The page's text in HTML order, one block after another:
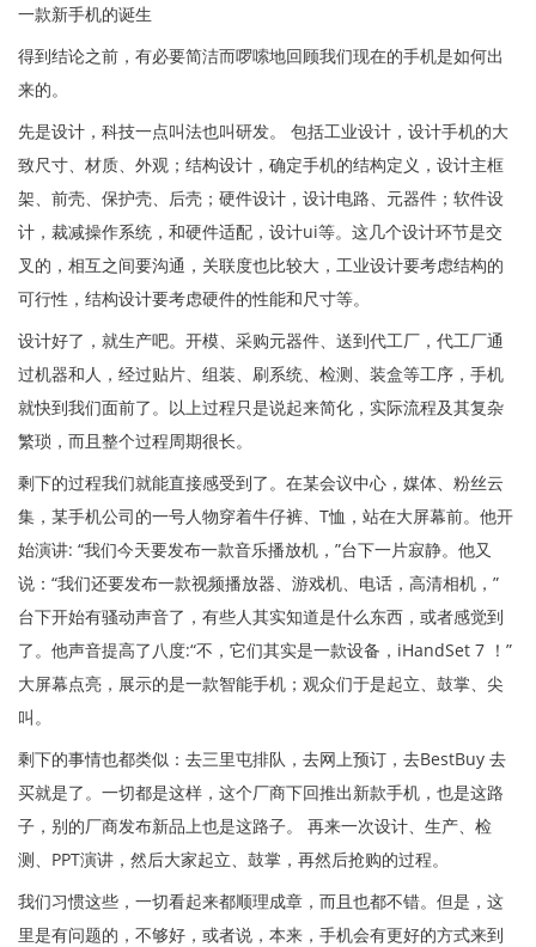
一款新手机的诞生
得到结论之前，有必要简洁而啰嗦地回顾我们现在的手机是如何出
来的。
先是设计，科技一点叫法也叫研发。 包括工业设计，设计手机的大
致尺寸、材质、外观；结构设计，确定手机的结构定义，设计主框
架、前壳、保护壳、后壳；硬件设计，设计电路、元器件；软件设
计，裁减操作系统，和硬件适配，设计ui等。这几个设计环节是交
叉的，相互之间要沟通，关联度也比较大，工业设计要考虑结构的
可行性，结构设计要考虑硬件的性能和尺寸等。
设计好了，就生产吧。开模、采购元器件、送到代工厂，代工厂通
过机器和人，经过贴片、组装、刷系统、检测、装盒等工序，手机
就快到我们面前了。以上过程只是说起来简化，实际流程及其复杂
繁琐，而且整个过程周期很长。
剩下的过程我们就能直接感受到了。在某会议中心，媒体、粉丝云
集，某手机公司的一号人物穿着牛仔裤、T恤，站在大屏幕前。他开
始演讲: “我们今天要发布一款音乐播放机，”台下一片寂静。他又
说：“我们还要发布一款视频播放器、游戏机、电话，高清相机，”
台下开始有骚动声音了，有些人其实知道是什么东西，或者感觉到
了。他声音提高了八度:“不，它们其实是一款设备，iHandSet 7 ！”
大屏幕点亮，展示的是一款智能手机；观众们于是起立、鼓掌、尖
叫。
剩下的事情也都类似：去三里屯排队，去网上预订，去BestBuy 去
买就是了。一切都是这样，这个厂商下回推出新款手机，也是这路
子，别的厂商发布新品上也是这路子。 再来一次设计、生产、检
测、PPT演讲，然后大家起立、鼓掌，再然后抢购的过程。
我们习惯这些，一切看起来都顺理成章，而且也都不错。但是，这
里是有问题的，不够好，或者说，本来，手机会有更好的方式来到